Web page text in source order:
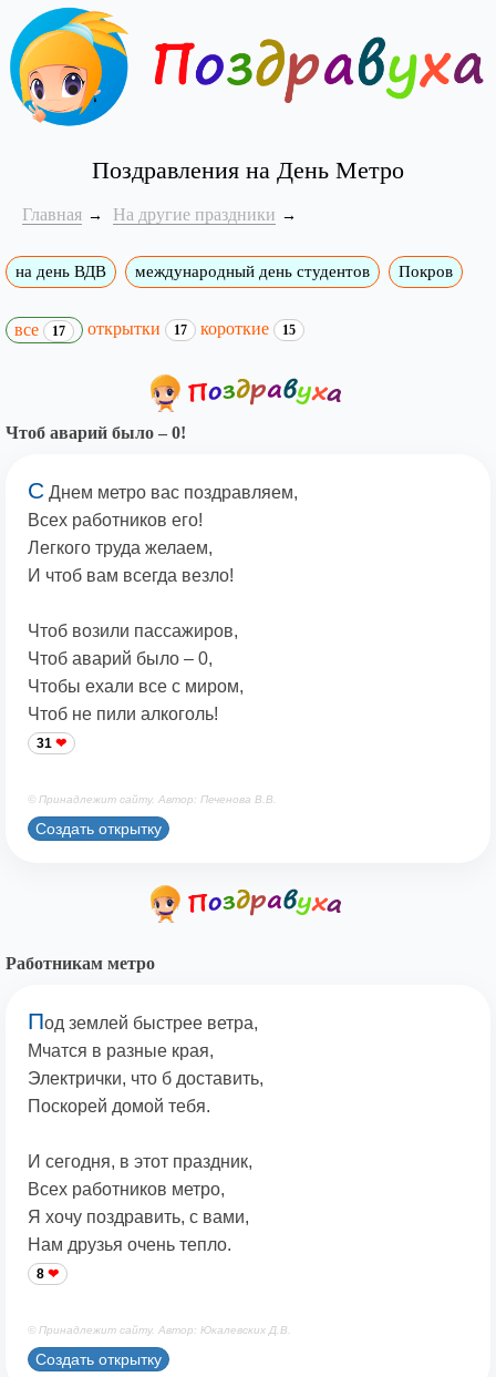
Поздравления на День Метро
Главная На другие праздники
на день ВДВ международный день студентов Покров
все 17 открытки 17 короткие 15
Чтоб аварий было – 0!
С Днем метро вас поздравляем,
Всех работников его!
Легкого труда желаем,
И чтоб вам всегда везло!
Чтоб возили пассажиров,
Чтоб аварий было – 0,
Чтобы ехали все с миром,
Чтоб не пили алкоголь!
31
© Принадлежит сайту. Автор: Печенова В.В.
Создать открытку
Работникам метро
Под землей быстрее ветра,
Мчатся в разные края,
Электрички, что б доставить,
Поскорей домой тебя.
И сегодня, в этот праздник,
Всех работников метро,
Я хочу поздравить, с вами,
Нам друзья очень тепло.
8
© Принадлежит сайту. Автор: Юкалевских Д.В.
Создать открытку